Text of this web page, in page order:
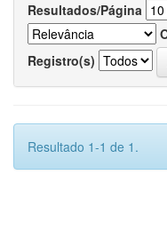
Resultados/Página
Registro(s)
Resultado 1-1 de 1.